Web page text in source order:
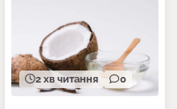
2 хв читання 0